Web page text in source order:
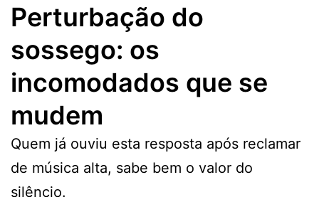
Perturbação do
sossego: os
incomodados que se
mudem
Quem já ouviu esta resposta após reclamar
de música alta, sabe bem o valor do
silêncio.